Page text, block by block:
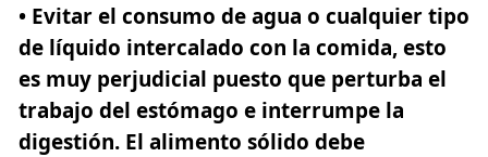
• Evitar el consumo de agua o cualquier tipo
de líquido intercalado con la comida, esto
es muy perjudicial puesto que perturba el
trabajo del estómago e interrumpe la
digestión. El alimento sólido debe